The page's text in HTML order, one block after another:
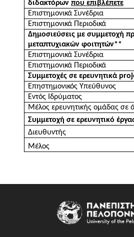
διδακτόρων που επιβλέπετε
Επιστημονικά Συνέδρια
Επιστημονικά Περιοδικά
Δημοσιεύσεις με συμμετοχή
μεταπτυχιακών φοιτητών**
Επιστημονικά Συνέδρια
Επιστημονικά Περιοδικά
Συμμετοχές σε ερευνητικά
Επηστημονικός Υπεύθυνος
Εντός Ιδρύματος
Μέλος ερευνητικής ομάδας σε
Συμμετοχή σε ερευνητικό
Διευθυντής
Μέλος
Image